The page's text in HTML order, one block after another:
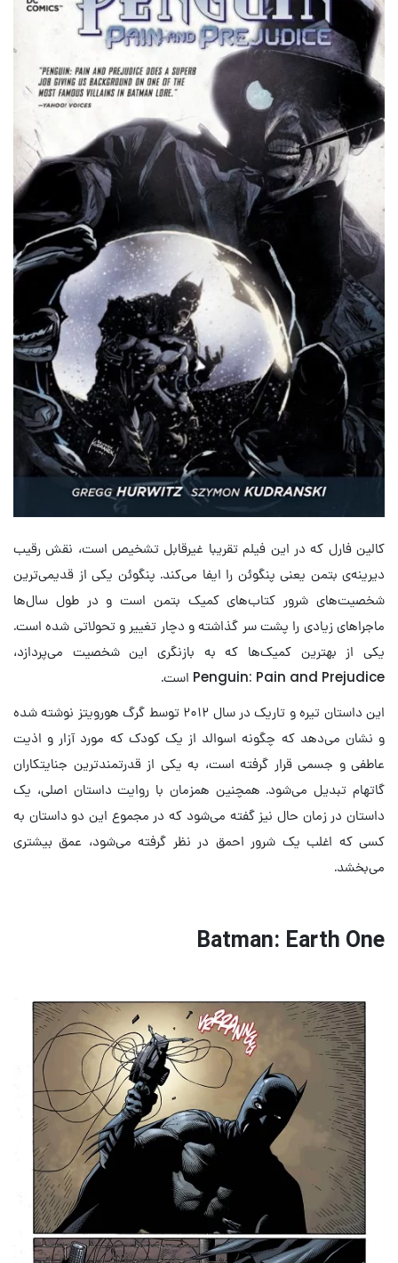
کالین فارل که در این فیلم تقریبا غیرقابل تشخیص است، نقش رقیب
دیرینه‌ی بتمن یعنی پنگوئن را ایفا می‌کند. پنگوئن یکی از قدیمی‌ترین
شخصیت‌های شرور کتاب‌های کمیک بتمن است و در طول سال‌ها
ماجراهای زیادی را پشت سر گذاشته و دچار تغییر و تحولاتی شده است.
یکی از بهترین کمیک‌ها که به بازنگری این شخصیت می‌پردازد،
Penguin: Pain and Prejudice است.
این داستان تیره و تاریک در سال ۲۰۱۲ توسط گرگ هورویتز نوشته شده
و نشان می‌دهد که چگونه اسوالد از یک کودک که مورد آزار و اذیت
عاطفی و جسمی قرار گرفته است، به یکی از قدرتمندترین جنایتکاران
گاتهام تبدیل می‌شود. همچنین همزمان با روایت داستان اصلی، یک
داستان در زمان حال نیز گفته می‌شود که در مجموع این دو داستان به
کسی که اغلب یک شرور احمق در نظر گرفته می‌شود، عمق بیشتری
می‌بخشد.
Batman: Earth One